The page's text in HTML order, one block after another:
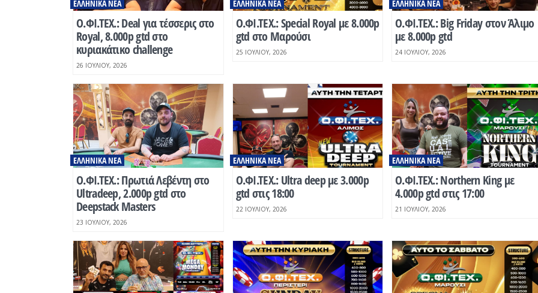
Ο.ΦΙ.ΤΕΧ.: Deal για τέσσερις στο
Royal, 8.000p gtd στο
κυριακάτικο challenge
ΕΛΛΗΝΙΚΆ ΝΈΑ
26 ΙΟΥΛΊΟΥ, 2026
Ο.ΦΙ.ΤΕΧ.: Special Royal με 8.000p
gtd στο Μαρούσι
ΕΛΛΗΝΙΚΆ ΝΈΑ
25 ΙΟΥΛΊΟΥ, 2026
Ο.ΦΙ.ΤΕΧ.: Big Friday στον Άλιμο
με 8.000p gtd
ΕΛΛΗΝΙΚΆ ΝΈΑ
24 ΙΟΥΛΊΟΥ, 2026
Ο.ΦΙ.ΤΕΧ.: Πρωτιά Λεβέντη στο
Ultradeep, 2.000p gtd στο
Deepstack Masters
ΕΛΛΗΝΙΚΆ ΝΈΑ
23 ΙΟΥΛΊΟΥ, 2026
O.ΦΙ.ΤΕΧ.: Ultra deep με 3.000p
gtd στις 18:00
ΕΛΛΗΝΙΚΆ ΝΈΑ
22 ΙΟΥΛΊΟΥ, 2026
O.ΦΙ.ΤΕΧ.: Northern King με
4.000p gtd στις 17:00
ΕΛΛΗΝΙΚΆ ΝΈΑ
21 ΙΟΥΛΊΟΥ, 2026